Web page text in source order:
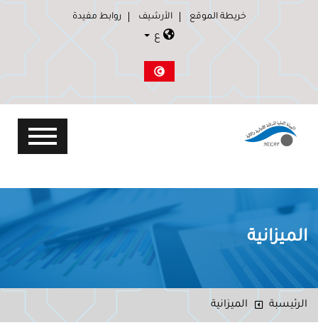
خريطة الموقع الأرشيف روابط مفيدة
ع
الميزانية
الرئيسبة الميزانية